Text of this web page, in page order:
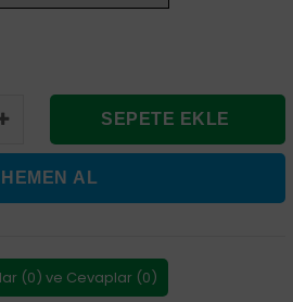
(0) ve Cevaplar (0)